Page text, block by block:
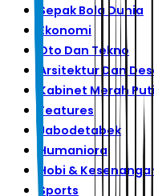
Sepak Bola Dunia
Ekonomi
Oto Dan Tekno
Arsitektur Dan
Kabinet Merah
Features
Jabodetabek
Humaniora
Hobi &
Sports